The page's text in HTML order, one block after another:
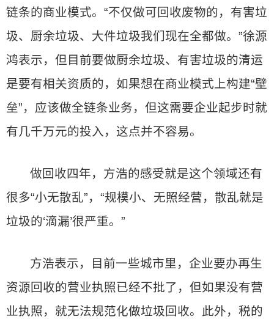
链条的商业模式。“不仅做可回收废物的，有害垃
圾、厨余垃圾、大件垃圾我们现在全都做。”徐源
鸿表示，但目前要做厨余垃圾、有害垃圾的清运
是要有相关资质的，如果想在商业模式上构建“壁
垒”，应该做全链条业务，但这需要企业起步时就
有几千万元的投入，这点并不容易。
做回收四年，方浩的感受就是这个领域还有
很多“小无散乱”，“规模小、无照经营，散乱就是
垃圾的‘滴漏’很严重。”
方浩表示，目前一些城市里，企业要办再生
资源回收的营业执照已经不批了，但如果没有营
业执照，就无法规范化做垃圾回收。此外，税的